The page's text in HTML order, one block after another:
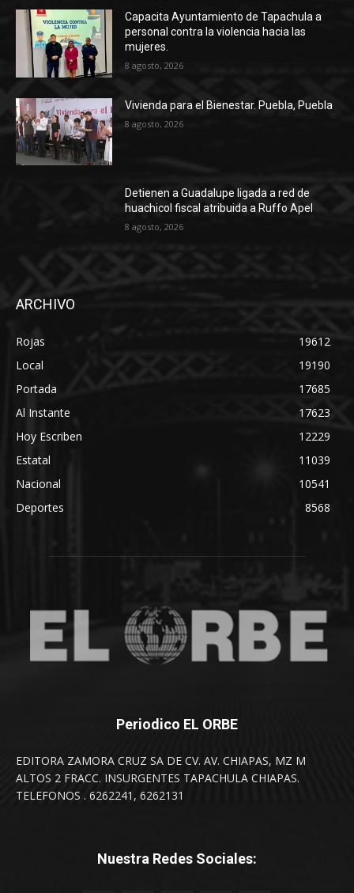
Capacita Ayuntamiento de Tapachula a
personal contra la violencia hacia las
mujeres.
8 agosto, 2026
Vivienda para el Bienestar. Puebla, Puebla
8 agosto, 2026
Detienen a Guadalupe ligada a red de
huachicol fiscal atribuida a Ruffo Apel
8 agosto, 2026
ARCHIVO
Rojas
19612
Local
19190
Portada
17685
Al Instante
17623
Hoy Escriben
12229
Estatal
11039
Nacional
10541
Deportes
8568
Periodico EL ORBE
EDITORA ZAMORA CRUZ SA DE CV. AV. CHIAPAS, MZ M
ALTOS 2 FRACC. INSURGENTES TAPACHULA CHIAPAS.
TELEFONOS . 6262241, 6262131
Nuestra Redes Sociales: